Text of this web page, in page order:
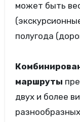
может быть
полугода
маршруты
двух и более